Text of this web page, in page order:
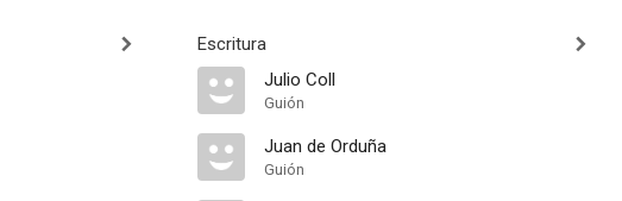
Escritura
Julio Coll
Guión
Juan de Orduña
Guión